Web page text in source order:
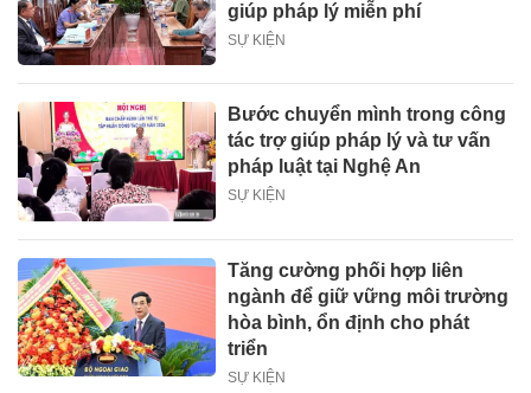
giúp pháp lý miễn phí
SỰ KIỆN
Bước chuyển mình trong công
tác trợ giúp pháp lý và tư vấn
pháp luật tại Nghệ An
SỰ KIỆN
Tăng cường phối hợp liên
ngành để giữ vững môi trường
hòa bình, ổn định cho phát
triển
SỰ KIỆN